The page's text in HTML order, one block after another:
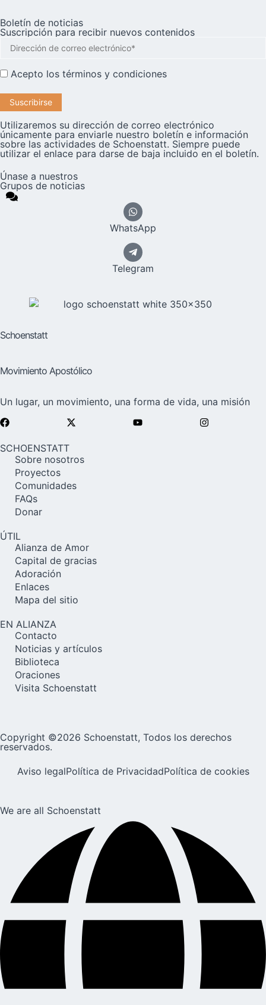
Boletín de noticias
Suscripción para recibir nuevos contenidos
Acepto los términos y condiciones
Utilizaremos su dirección de correo electrónico
únicamente para enviarle nuestro boletín e información
sobre las actividades de Schoenstatt. Siempre puede
utilizar el enlace para darse de baja incluido en el boletín.
Únase a nuestros
Grupos de noticias
WhatsApp
Telegram
Schoenstatt
Movimiento Apostólico
Un lugar, un movimiento, una forma de vida, una misión
SCHOENSTATT
Sobre nosotros
Proyectos
Comunidades
FAQs
Donar
ÚTIL
Alianza de Amor
Capital de gracias
Adoración
Enlaces
Mapa del sitio
EN ALIANZA
Contacto
Noticias y artículos
Biblioteca
Oraciones
Visita Schoenstatt
Copyright ©2026 Schoenstatt, Todos los derechos
reservados.
Aviso legalPolítica de PrivacidadPolítica de cookies
We are all Schoenstatt